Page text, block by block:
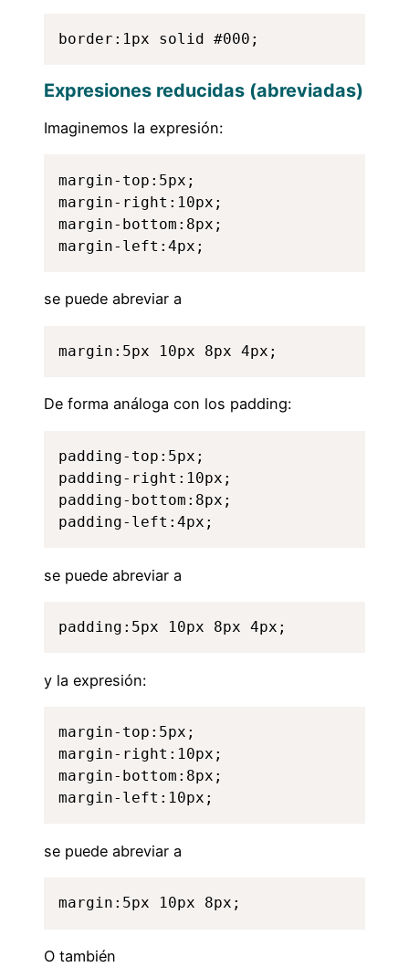
border:1px solid #000;
Expresiones reducidas (abreviadas)
Imaginemos la expresión:
margin-top:5px;
margin-right:10px;
margin-bottom:8px;
margin-left:4px;
se puede abreviar a
margin:5px 10px 8px 4px;
De forma análoga con los padding:
padding-top:5px;
padding-right:10px;
padding-bottom:8px;
padding-left:4px;
se puede abreviar a
padding:5px 10px 8px 4px;
y la expresión:
margin-top:5px;
margin-right:10px;
margin-bottom:8px;
margin-left:10px;
se puede abreviar a
margin:5px 10px 8px;
O también